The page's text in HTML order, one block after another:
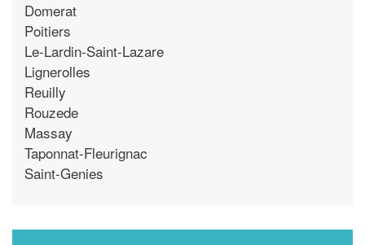
Domerat
Poitiers
Le-Lardin-Saint-Lazare
Lignerolles
Reuilly
Rouzede
Massay
Taponnat-Fleurignac
Saint-Genies